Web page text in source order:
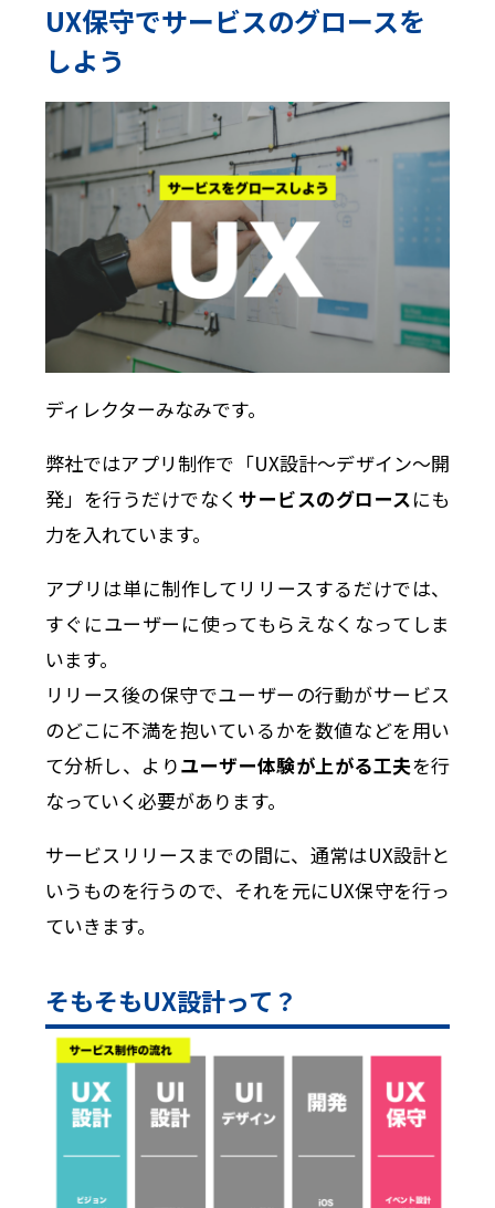
UX保守でサービスのグロースを
しよう
ディレクターみなみです。
弊社ではアプリ制作で「UX設計〜デザイン〜開
発」を行うだけでなく サービスのグロースにも
力を入れています。
アプリは単に制作してリリースするだけでは、
すぐにユーザーに使ってもらえなくなってしま
います。
リリース後の保守でユーザーの行動がサービス
のどこに不満を抱いているかを数値などを用い
て分析し、よりユーザー体験が上がる工夫を行
なっていく必要があります。
サービスリリースまでの間に、通常はUX設計と
いうものを行うので、それを元にUX保守を行っ
ていきます。
そもそもUX設計って？